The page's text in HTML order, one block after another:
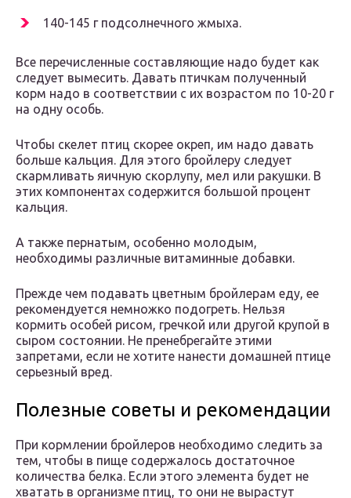
140-145 г подсолнечного жмыха.
Все перечисленные составляющие надо будет как
следует вымесить. Давать птичкам полученный
корм надо в соответствии с их возрастом по 10-20 г
на одну особь.
Чтобы скелет птиц скорее окреп, им надо давать
больше кальция. Для этого бройлеру следует
скармливать яичную скорлупу, мел или ракушки. В
этих компонентах содержится большой процент
кальция.
А также пернатым, особенно молодым,
необходимы различные витаминные добавки.
Прежде чем подавать цветным бройлерам еду, ее
рекомендуется немножко подогреть. Нельзя
кормить особей рисом, гречкой или другой крупой в
сыром состоянии. Не пренебрегайте этими
запретами, если не хотите нанести домашней птице
серьезный вред.
Полезные советы и рекомендации
При кормлении бройлеров необходимо следить за
тем, чтобы в пище содержалось достаточное
количества белка. Если этого элемента будет не
хватать в организме птиц, то они не вырастут